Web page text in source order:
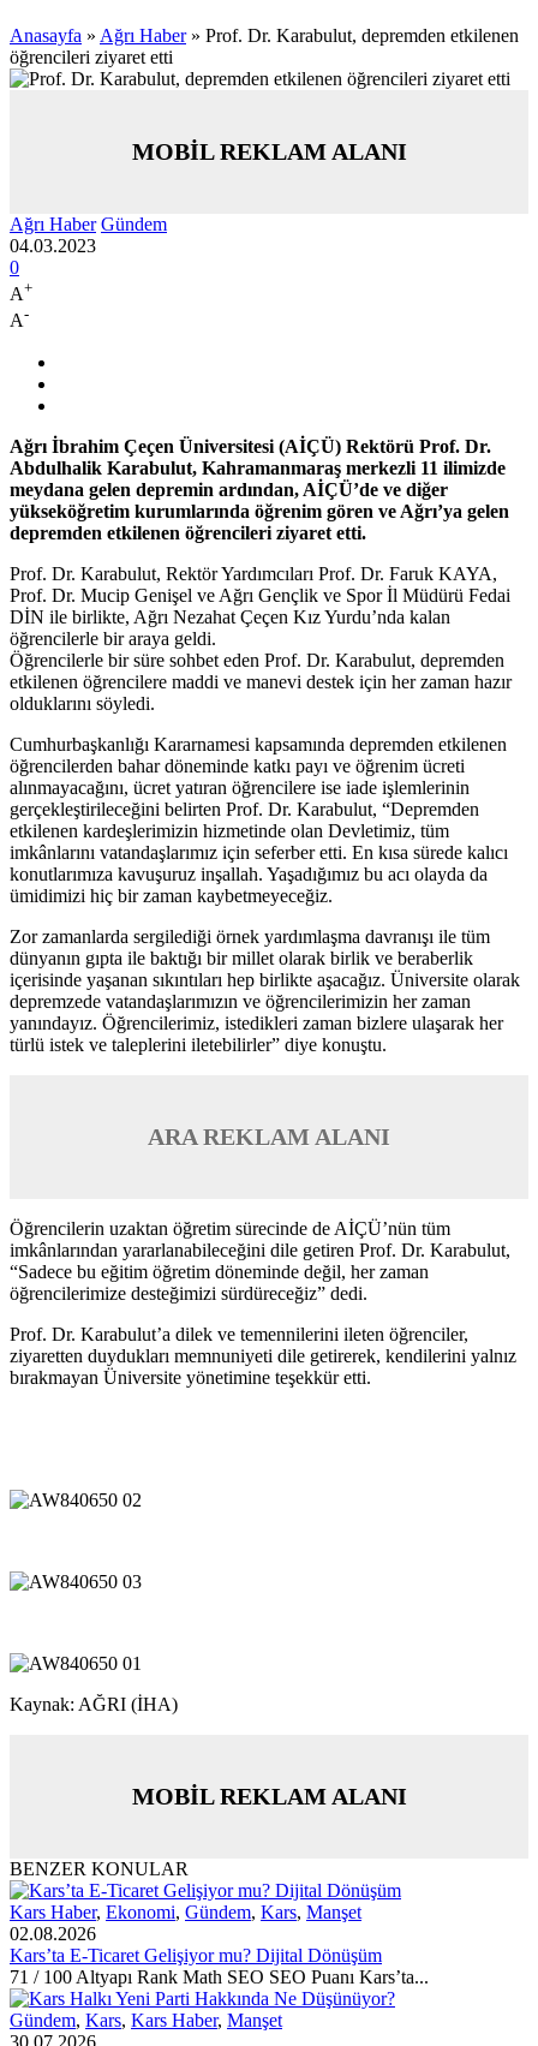
Anasayfa » Ağrı Haber » Prof. Dr. Karabulut, depremden etkilenen
öğrencileri ziyaret etti
MOBİL REKLAM ALANI
Ağrı Haber Gündem
04.03.2023
0
A+
A-
Ağrı İbrahim Çeçen Üniversitesi (AİÇÜ) Rektörü Prof. Dr.
Abdulhalik Karabulut, Kahramanmaraş merkezli 11 ilimizde
meydana gelen depremin ardından, AİÇÜ’de ve diğer
yükseköğretim kurumlarında öğrenim gören ve Ağrı’ya gelen
depremden etkilenen öğrencileri ziyaret etti.
Prof. Dr. Karabulut, Rektör Yardımcıları Prof. Dr. Faruk KAYA,
Prof. Dr. Mucip Genişel ve Ağrı Gençlik ve Spor İl Müdürü Fedai
DİN ile birlikte, Ağrı Nezahat Çeçen Kız Yurdu’nda kalan
öğrencilerle bir araya geldi.
Öğrencilerle bir süre sohbet eden Prof. Dr. Karabulut, depremden
etkilenen öğrencilere maddi ve manevi destek için her zaman hazır
olduklarını söyledi.
Cumhurbaşkanlığı Kararnamesi kapsamında depremden etkilenen
öğrencilerden bahar döneminde katkı payı ve öğrenim ücreti
alınmayacağını, ücret yatıran öğrencilere ise iade işlemlerinin
gerçekleştirileceğini belirten Prof. Dr. Karabulut, “Depremden
etkilenen kardeşlerimizin hizmetinde olan Devletimiz, tüm
imkânlarını vatandaşlarımız için seferber etti. En kısa sürede kalıcı
konutlarımıza kavuşuruz inşallah. Yaşadığımız bu acı olayda da
ümidimizi hiç bir zaman kaybetmeyeceğiz.
Zor zamanlarda sergilediği örnek yardımlaşma davranışı ile tüm
dünyanın gıpta ile baktığı bir millet olarak birlik ve beraberlik
içerisinde yaşanan sıkıntıları hep birlikte aşacağız. Üniversite olarak
depremzede vatandaşlarımızın ve öğrencilerimizin her zaman
yanındayız. Öğrencilerimiz, istedikleri zaman bizlere ulaşarak her
türlü istek ve taleplerini iletebilirler” diye konuştu.
ARA REKLAM ALANI
Öğrencilerin uzaktan öğretim sürecinde de AİÇÜ’nün tüm
imkânlarından yararlanabileceğini dile getiren Prof. Dr. Karabulut,
“Sadece bu eğitim öğretim döneminde değil, her zaman
öğrencilerimize desteğimizi sürdüreceğiz” dedi.
Prof. Dr. Karabulut’a dilek ve temennilerini ileten öğrenciler,
ziyaretten duydukları memnuniyeti dile getirerek, kendilerini yalnız
bırakmayan Üniversite yönetimine teşekkür etti.
Kaynak: AĞRI (İHA)
MOBİL REKLAM ALANI
BENZER KONULAR
Kars Haber, Ekonomi, Gündem, Kars, Manşet
02.08.2026
Kars’ta E-Ticaret Gelişiyor mu? Dijital Dönüşüm
71 / 100 Altyapı Rank Math SEO SEO Puanı Kars’ta...
Gündem, Kars, Kars Haber, Manşet
30.07.2026